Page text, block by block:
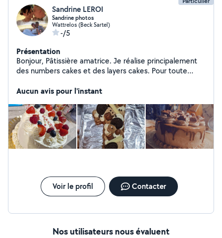
Sandrine LEROI
Sandrine photos
Wattrelos (Beck Sartel)
-/5
Présentation
Bonjour, Pâtissière amatrice. Je réalise principalement
des numbers cakes et des layers cakes. Pour toute
Aucun avis pour l'instant
Voir le profil Contacter
Nos utilisateurs nous évaluent